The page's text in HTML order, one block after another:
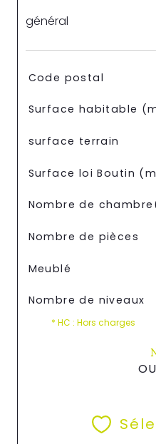
général
Code postal
Surface habitable
surface terrain
Surface loi Boutin
Nombre de
Nombre de pièces
Meublé
Nombre de niveaux
* HC : Hors charges